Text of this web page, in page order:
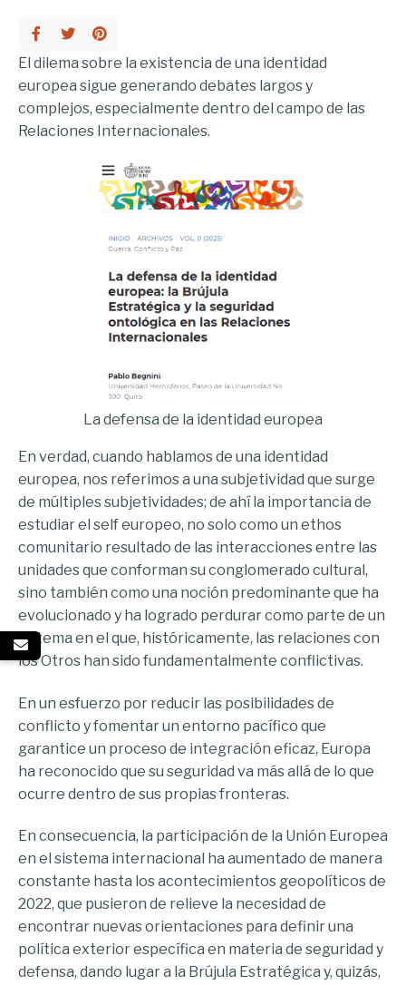
El dilema sobre la existencia de una identidad
europea sigue generando debates largos y
complejos, especialmente dentro del campo de las
Relaciones Internacionales.
La defensa de la identidad europea
En verdad, cuando hablamos de una identidad
europea, nos referimos a una subjetividad que surge
de múltiples subjetividades; de ahí la importancia de
estudiar el self europeo, no solo como un ethos
comunitario resultado de las interacciones entre las
unidades que conforman su conglomerado cultural,
sino también como una noción predominante que ha
evolucionado y ha logrado perdurar como parte de un
sistema en el que, históricamente, las relaciones con
los Otros han sido fundamentalmente conflictivas.
En un esfuerzo por reducir las posibilidades de
conflicto y fomentar un entorno pacífico que
garantice un proceso de integración eficaz, Europa
ha reconocido que su seguridad va más allá de lo que
ocurre dentro de sus propias fronteras.
En consecuencia, la participación de la Unión Europea
en el sistema internacional ha aumentado de manera
constante hasta los acontecimientos geopolíticos de
2022, que pusieron de relieve la necesidad de
encontrar nuevas orientaciones para definir una
política exterior específica en materia de seguridad y
defensa, dando lugar a la Brújula Estratégica y, quizás,